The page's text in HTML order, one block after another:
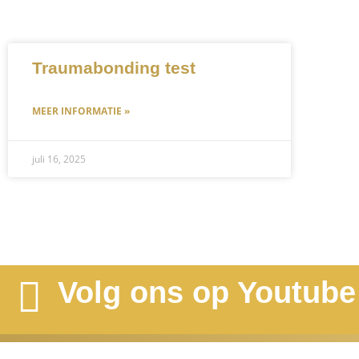
Traumabonding test
MEER INFORMATIE »
juli 16, 2025
Volg ons op Youtube